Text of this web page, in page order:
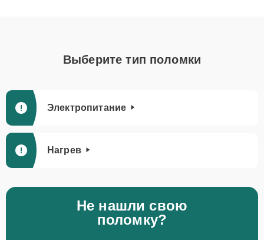
Выберите тип поломки
Электропитание
Нагрев
Не нашли свою
поломку?